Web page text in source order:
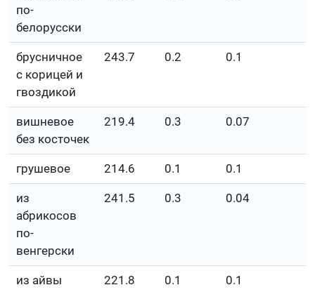
по-
белорусски
брусничное
с корицей и
гвоздикой
243.7 0.2 0.1
вишневое
без косточек
219.4 0.3 0.07
грушевое 214.6 0.1 0.1
из
абрикосов
по-
венгерски
241.5 0.3 0.04
из айвы 221.8 0.1 0.1